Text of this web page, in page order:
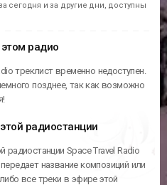
сегодня и за другие дни, доступны
этом радио
треклист временно недоступен.
позднее, так как возможно
радиостанции
Space Travel Radio
название композиций или
все треки в эфире этой